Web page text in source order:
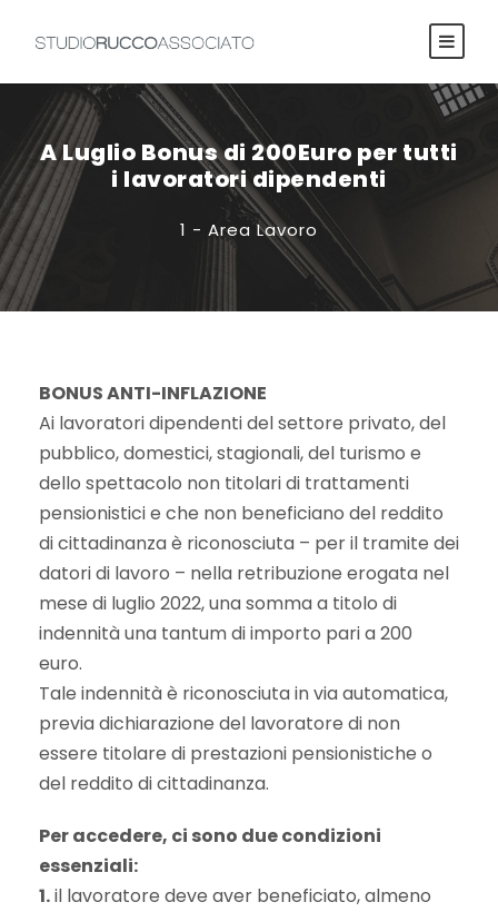
A Luglio Bonus di 200Euro per tutti
i lavoratori dipendenti
1 - Area Lavoro
BONUS ANTI-INFLAZIONE
Ai lavoratori dipendenti del settore privato, del
pubblico, domestici, stagionali, del turismo e
dello spettacolo non titolari di trattamenti
pensionistici e che non beneficiano del reddito
di cittadinanza è riconosciuta – per il tramite dei
datori di lavoro – nella retribuzione erogata nel
mese di luglio 2022, una somma a titolo di
indennità una tantum di importo pari a 200
euro.
Tale indennità è riconosciuta in via automatica,
previa dichiarazione del lavoratore di non
essere titolare di prestazioni pensionistiche o
del reddito di cittadinanza.
Per accedere, ci sono due condizioni
essenziali:
1.il lavoratore deve aver beneficiato, almeno